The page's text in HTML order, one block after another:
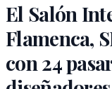
El Salón
Flamenca,
con 24